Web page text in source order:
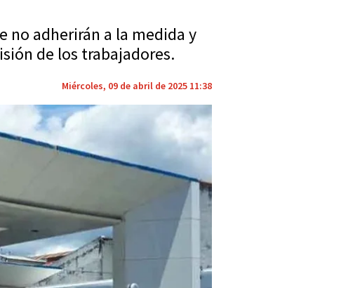
no adherirán a la medida y
de los trabajadores.
Miércoles, 09 de abril de 2025 11:38